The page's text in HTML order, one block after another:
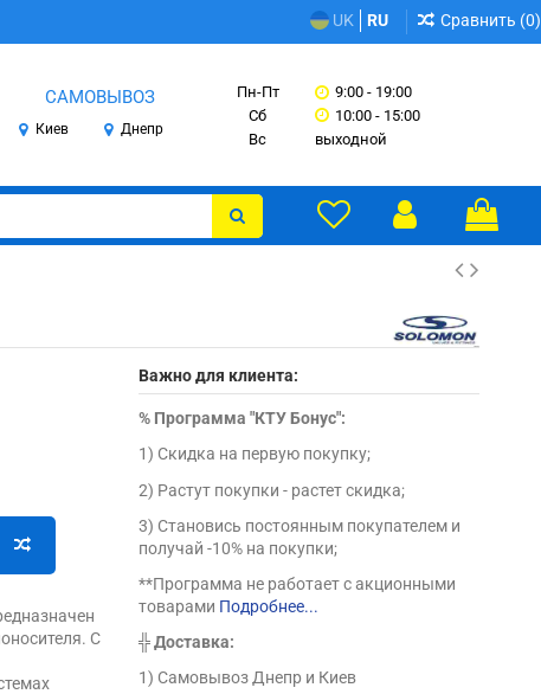
UK RU Сравнить (0)
САМОВЫВОЗ
Киев Днепр
Пн-Пт
Сб
Вс
9:00 - 19:00
10:00 - 15:00
выходной
С
Важно для клиента:
% Программа "КТУ Бонус":
1) Скидка на первую покупку;
2) Растут покупки - растет скидка;
3) Становись постоянным покупателем и
получай -10% на покупки;
**Программа не работает с акционными
товарами Подробнее...
╬Доставка:
1) Самовывоз Днепр и Киев